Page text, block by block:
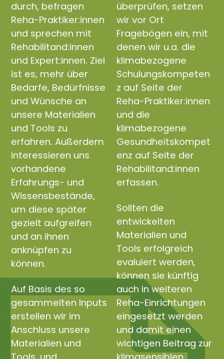
durch, befragen
Reha-Praktiker:innen
und sprechen mit
Rehabilitand:innen
und Expert:innen. Ziel
ist es, mehr über
Bedarfe, Bedürfnisse
und Wünsche an
unsere Materialien
und Tools zu
erfahren. Außerdem
interessieren uns
vorhandene
Erfahrungs- und
Wissensbestände,
um diese später
gezielt aufgreifen
und an ihnen
anknüpfen zu
können.
Auf Basis des so
gesammelten Inputs
erstellen wir im
Anschluss unsere
Materialien und
überprüfen, setzen
wir vor Ort
Fragebögen ein, mit
denen wir u.a. die
klimabezogene
Schulungskompeten
z auf Seite der
Reha-Praktiker:innen
und die
klimabezogene
Gesundheitskompet
enz auf Seite der
Rehabilitand:innen
erfassen.
Sollten die
entwickelten
Materialien und
Tools erfolgreich
evaluiert werden,
können sie künftig
auch in weiteren
Reha-Einrichtungen
eingesetzt werden
und damit einen
wichtigen Beitrag zur